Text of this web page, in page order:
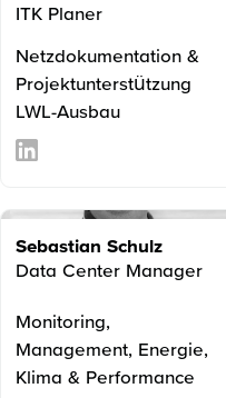
ITK Planer
Netzdokumentation &
Projektunterstützung
LWL-Ausbau
Sebastian Schulz
Data Center Manager
Monitoring,
Management, Energie,
Klima & Performance